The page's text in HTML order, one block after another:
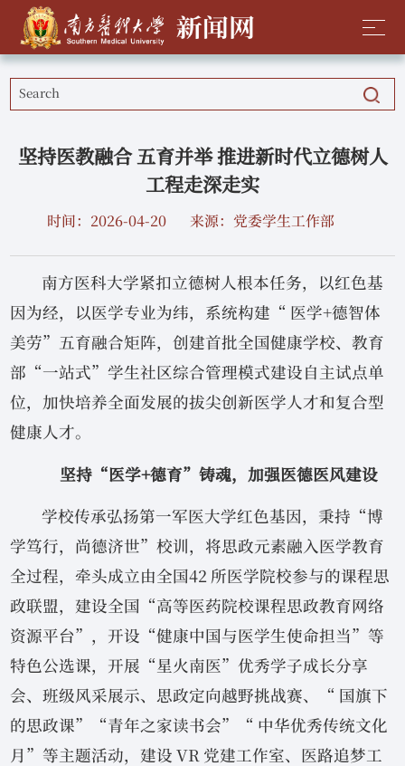
坚持医教融合 五育并举 推进新时代立德树人
工程走深走实
时间：2026-04-20 来源：党委学生工作部
南方医科大学紧扣立德树人根本任务，以红色基
因为经，以医学专业为纬，系统构建“ 医学+德智体
美劳”五育融合矩阵，创建首批全国健康学校、教育
部“一站式”学生社区综合管理模式建设自主试点单
位，加快培养全面发展的拔尖创新医学人才和复合型
健康人才。
坚持“医学+德育”铸魂，加强医德医风建设
学校传承弘扬第一军医大学红色基因，秉持“博
学笃行，尚德济世”校训，将思政元素融入医学教育
全过程，牵头成立由全国42 所医学院校参与的课程思
政联盟，建设全国“高等医药院校课程思政教育网络
资源平台”，开设“健康中国与医学生使命担当”等
特色公选课，开展“星火南医”优秀学子成长分享
会、班级风采展示、思政定向越野挑战赛、“ 国旗下
的思政课”“青年之家读书会”“ 中华优秀传统文化
月”等主题活动，建设 VR 党建工作室、医路追梦工